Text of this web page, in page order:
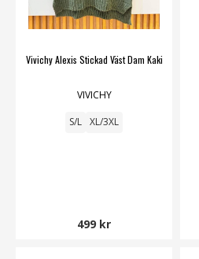
Vivichy Alexis Stickad Väst Dam Kaki
VIVICHY
S/L XL/3XL
499 kr